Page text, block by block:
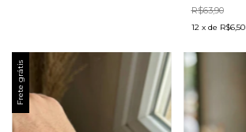
R$63,90
12 x de R$6,50
Frete grátis